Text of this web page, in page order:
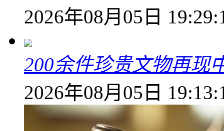
2026年08月05日
200余件珍贵文物再现
2026年08月05日